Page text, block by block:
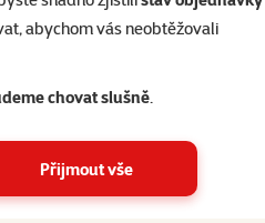
abychom vás neobtěžovali
chovat slušně.
Přijmout vše